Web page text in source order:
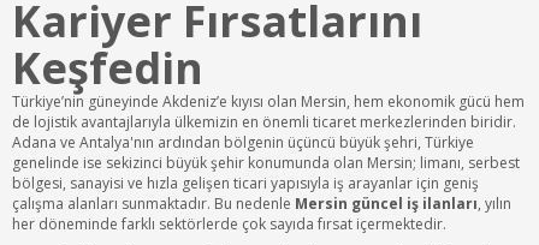
Kariyer Fırsatlarını
Keşfedin
Türkiye’nin güneyinde Akdeniz’e kıyısı olan Mersin, hem ekonomik gücü hem
de lojistik avantajlarıyla ülkemizin en önemli ticaret merkezlerinden biridir.
Adana ve Antalya'nın ardından bölgenin üçüncü büyük şehri, Türkiye
genelinde ise sekizinci büyük şehir konumunda olan Mersin; limanı, serbest
bölgesi, sanayisi ve hızla gelişen ticari yapısıyla iş arayanlar için geniş
çalışma alanları sunmaktadır. Bu nedenle Mersin güncel iş ilanları, yılın
her döneminde farklı sektörlerde çok sayıda fırsat içermektedir.